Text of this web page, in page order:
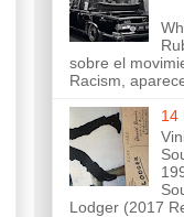
sobre el
Racism,
14
Lodger (2017